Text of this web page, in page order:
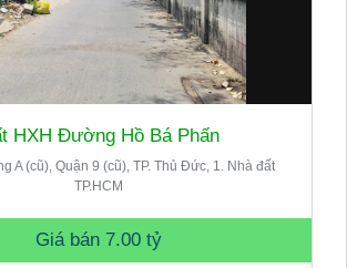
HXH Đường Hồ Bá Phấn
A (cũ), Quận 9 (cũ), TP. Thủ Đức, 1. Nhà đất
TP.HCM
Giá bán 7.00 tỷ